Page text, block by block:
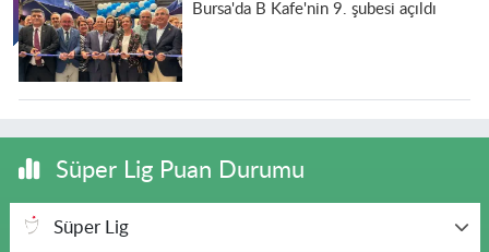
Bursa'da B Kafe'nin 9. şubesi açıldı
Süper Lig Puan Durumu
Süper Lig